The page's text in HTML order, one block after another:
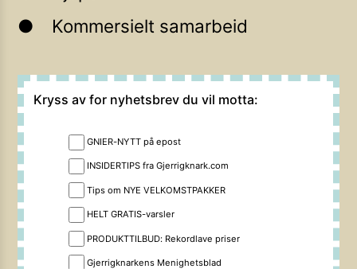
Kommersielt samarbeid
Kryss av for nyhetsbrev du vil motta:
GNIER-NYTT på epost
INSIDERTIPS fra Gjerrigknark.com
Tips om NYE VELKOMSTPAKKER
HELT GRATIS-varsler
PRODUKTTILBUD: Rekordlave priser
Gjerrigknarkens Menighetsblad